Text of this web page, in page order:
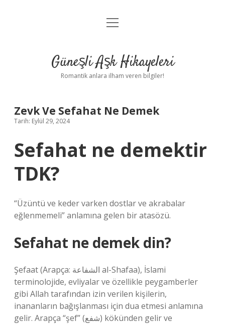
Anasayfa
Yasal Uyarı
menüyü
Güneşli Aşk Hikayeleri
Romantik anlara ilham veren bilgiler!
Zevk Ve Sefahat Ne Demek
Tarih: Eylül 29, 2024
Sefahat ne demektir
TDK?
“Üzüntü ve keder varken dostlar ve akrabalar
eğlenmemeli” anlamına gelen bir atasözü.
Sefahat ne demek din?
Şefaat (Arapça: الشفاعة al-Shafaa), İslami
terminolojide, evliyalar ve özellikle peygamberler
gibi Allah tarafından izin verilen kişilerin,
inananların bağışlanması için dua etmesi anlamına
gelir. Arapça “şef” (شفع) kökünden gelir ve